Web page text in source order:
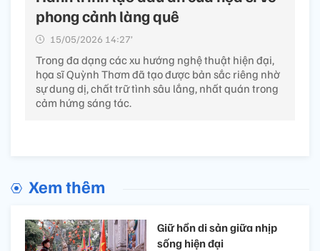
phong cảnh làng quê
15/05/2026 14:27’
Trong đa dạng các xu hướng nghệ thuật hiện đại,
họa sĩ Quỳnh Thơm đã tạo được bản sắc riêng nhờ
sự dung dị, chất trữ tình sâu lắng, nhất quán trong
cảm hứng sáng tác.
Xem thêm
Giữ hồn di sản giữa nhịp
sống hiện đại